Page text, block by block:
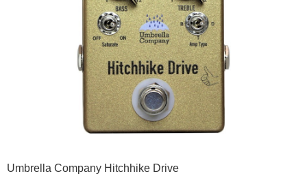
Umbrella Company Hitchhike Drive